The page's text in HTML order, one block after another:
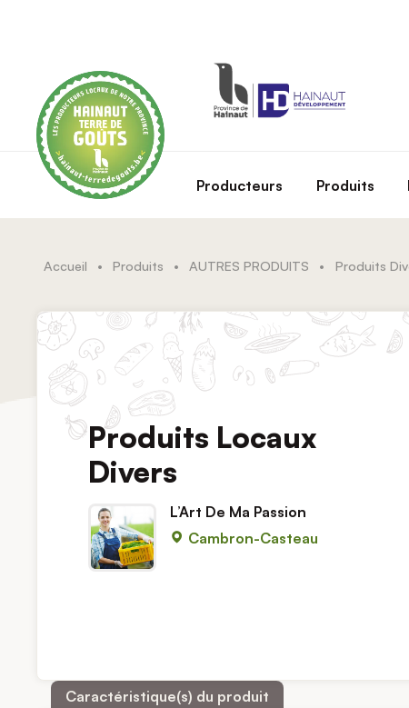
Producteurs Produits
Accueil • Produits • AUTRES PRODUITS • Produits
Produits Locaux
Divers
L’Art De Ma Passion
Cambron-Casteau
Caractéristique(s) du produit